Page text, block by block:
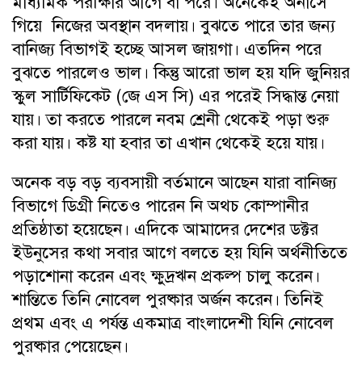
গিয়ে নিজের অবস্থান বদলায়। বুঝতে পারে তার জন্য
বানিজ্য বিভাগই হচ্ছে আসল জায়গা। এতদিন পরে
বুঝতে পারলেও ভাল। কিন্তু আরো ভাল হয় যদি জুনিয়র
স্কুল সার্টিফিকেট (জে এস সি) এর পরেই সিদ্ধান্ত নেয়া
যায়। তা করতে পারলে নবম শ্রেনী থেকেই পড়া শুরু
করা যায়। কষ্ট যা হবার তা এখান থেকেই হয়ে যায়।
অনেক বড় বড় ব্যবসায়ী বর্তমানে আছেন যারা বানিজ্য
বিভাগে ডিগ্রী নিতেও পারেন নি অথচ কোম্পানীর
প্রতিষ্ঠাতা হয়েছেন। এদিকে আমাদের দেশের ডক্টর
ইউনুসের কথা সবার আগে বলতে হয় যিনি অর্থনীতিতে
পড়াশোনা করেন এবং ক্ষুদ্রঋন প্রকল্প চালু করেন।
শান্তিতে তিনি নোবেল পুরষ্কার অর্জন করেন। তিনিই
প্রথম এবং এ পর্যন্ত একমাত্র বাংলাদেশী যিনি নোবেল
পুরষ্কার পেয়েছেন।